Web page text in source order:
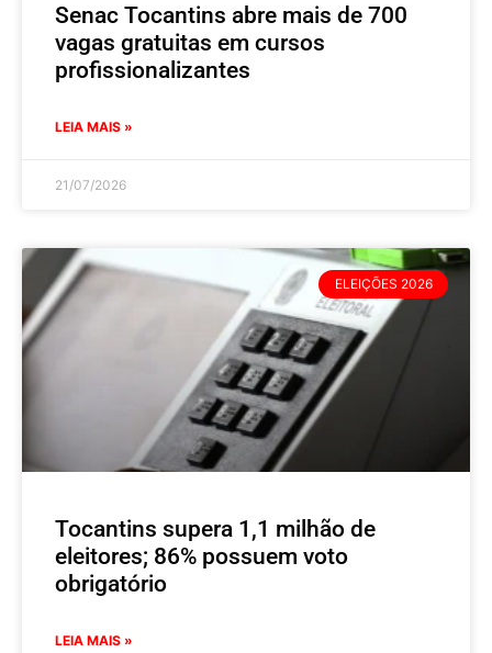
Senac Tocantins abre mais de 700
vagas gratuitas em cursos
profissionalizantes
LEIA MAIS »
21/07/2026
ELEIÇÕES 2026
Tocantins supera 1,1 milhão de
eleitores; 86% possuem voto
obrigatório
LEIA MAIS »